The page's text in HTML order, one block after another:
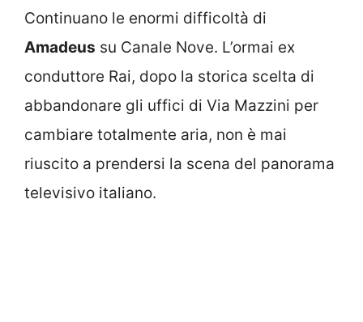
Continuano le enormi difficoltà di
Amadeus su Canale Nove. L’ormai ex
conduttore Rai, dopo la storica scelta di
abbandonare gli uffici di Via Mazzini per
cambiare totalmente aria, non è mai
riuscito a prendersi la scena del panorama
televisivo italiano.